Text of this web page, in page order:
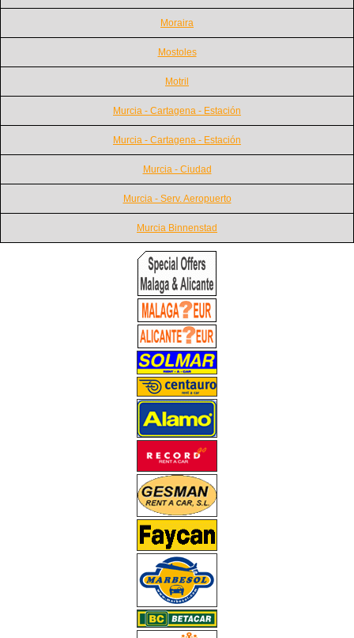
Moraira
Mostoles
Motril
Murcia - Cartagena - Estación
Murcia - Cartagena - Estación
Murcia - Ciudad
Murcia - Serv. Aeropuerto
Murcia Binnenstad